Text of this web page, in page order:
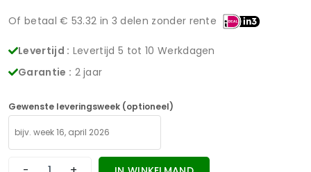
Of betaal € 53.32 in 3 delen zonder rente
Levertijd : Levertijd 5 tot 10 Werkdagen
Garantie : 2 jaar
Gewenste leveringsweek (optioneel)